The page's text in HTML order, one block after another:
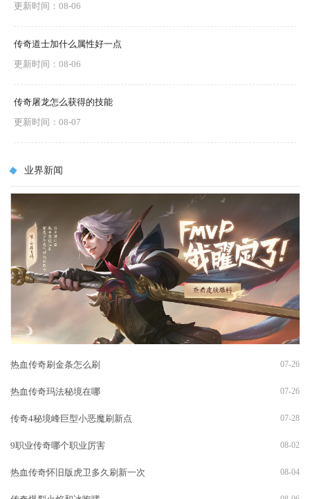
更新时间：08-06
传奇道士加什么属性好一点
更新时间：08-06
传奇屠龙怎么获得的技能
更新时间：08-07
业界新闻
热血传奇刷金条怎么刷 07-26
热血传奇玛法秘境在哪 07-26
传奇4秘境峰巨型小恶魔刷新点 07-28
9职业传奇哪个职业厉害 08-02
热血传奇怀旧版虎卫多久刷新一次 08-04